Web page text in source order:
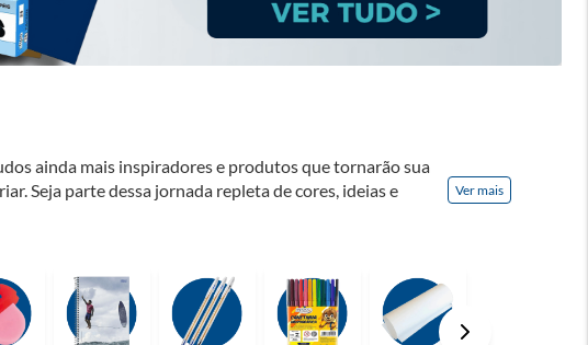
ainda mais inspiradores e produtos que tornarão sua
Seja parte dessa jornada repleta de cores, ideias e
temos tudo que você precisa!
Ver mais